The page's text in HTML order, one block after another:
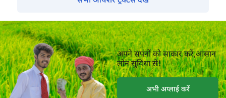
अपने सपनों को साकार करें,आसान
लोन सुविधा से!
अभी अप्लाई करें